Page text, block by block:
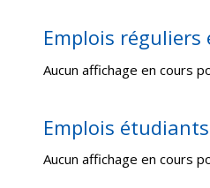
Emplois
Aucun affichage en cours
Emplois étudiants
Aucun affichage en cours